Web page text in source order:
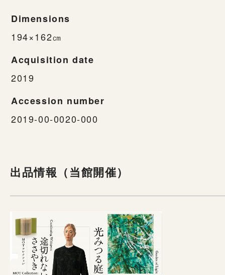
Dimensions
194×162㎝
Acquisition date
2019
Accession number
2019-00-0020-000
出品情報（当館開催）